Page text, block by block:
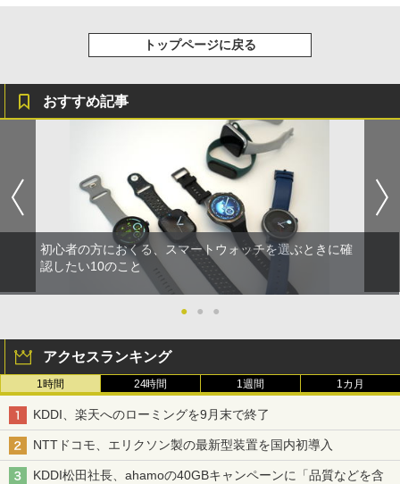
トップページに戻る
おすすめ記事
初心者の方におくる、スマートウォッチを選ぶときに確
認したい10のこと
● ● ●
アクセスランキング
1時間 24時間 1週間 1カ月
KDDI、楽天へのローミングを9月末で終了
NTTドコモ、エリクソン製の最新型装置を国内初導入
KDDI松田社長、ahamoの40GBキャンペーンに「品質などを含